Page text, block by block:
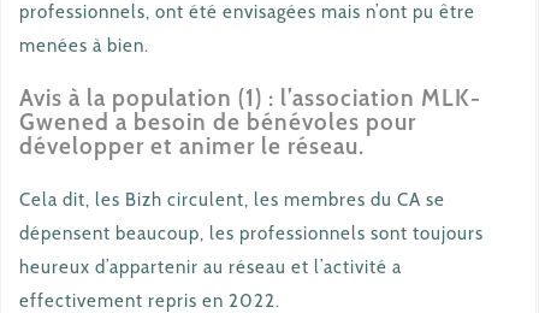
professionnels, ont été envisagées mais n’ont pu être
menées à bien.
Avis à la population (1) : l’association MLK-
Gwened a besoin de bénévoles pour
développer et animer le réseau.
Cela dit, les Bizh circulent, les membres du CA se
dépensent beaucoup, les professionnels sont toujours
heureux d’appartenir au réseau et l’activité a
effectivement repris en 2022.